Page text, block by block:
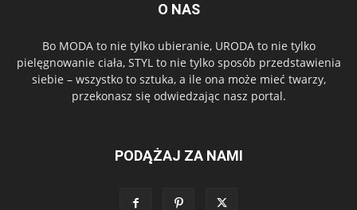
O NAS
Bo MODA to nie tylko ubieranie, URODA to nie tylko
pielęgnowanie ciała, STYL to nie tylko sposób przedstawienia
siebie – wszystko to sztuka, a ile ona może mieć twarzy,
przekonasz się odwiedzając nasz portal.
PODĄŻAJ ZA NAMI